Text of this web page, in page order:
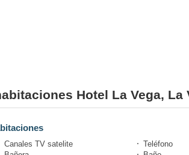
Hotel La Vega, La
Canales TV satelite Teléfono